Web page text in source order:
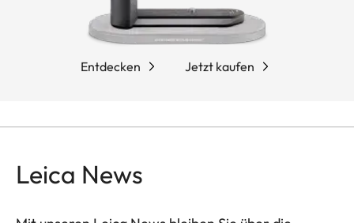
Entdecken Jetzt kaufen
Leica News